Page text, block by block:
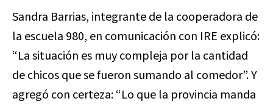
Sandra Barrias, integrante de la cooperadora de
la escuela 980, en comunicación con IRE explicó:
“La situación es muy compleja por la cantidad
de chicos que se fueron sumando al comedor”. Y
agregó con certeza: “Lo que la provincia manda